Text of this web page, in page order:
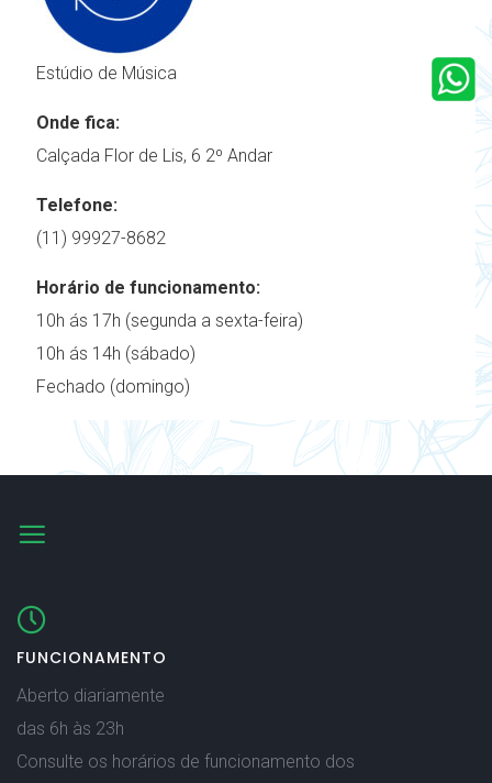
Estúdio de Música
Onde fica:
Calçada Flor de Lis, 6 2º Andar
Telefone:
(11) 99927-8682
Horário de funcionamento:
10h ás 17h (segunda a sexta-feira)
10h ás 14h (sábado)
Fechado (domingo)
FUNCIONAMENTO
Aberto diariamente
das 6h às 23h
Consulte os horários de funcionamento dos